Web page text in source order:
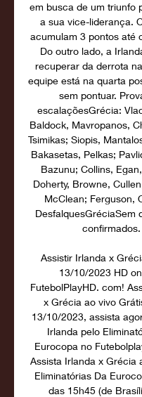
em busca de um triunfo
a sua vice-liderança.
acumulam 3 pontos até
Do outro lado, a
recuperar da derrota
equipe está na quarta
sem pontuar.
escalaçõesGrécia:
Baldock, Mavropanos,
Tsimikas; Siopis,
Bakasetas, Pelkas;
Bazunu; Collins,
Doherty, Browne,
McClean; Ferguson,
DesfalquesGréciaSem
confirmados.
Assistir Irlanda x
13/10/2023 HD
FutebolPlayHD. com!
x Grécia ao vivo
13/10/2023, assista
Irlanda pelo
Eurocopa no
Assista Irlanda x Grécia
Eliminatórias Da
das 15h45 (de